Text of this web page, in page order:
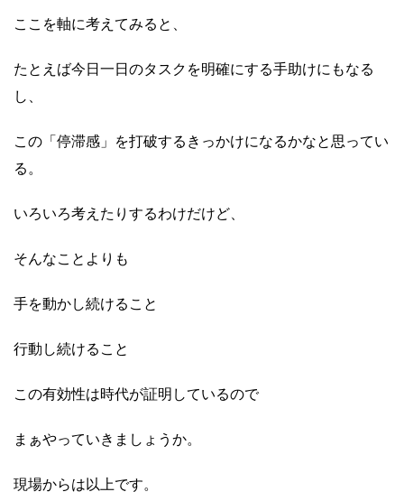
ここを軸に考えてみると、
たとえば今日一日のタスクを明確にする手助けにもなる
し、
この「停滞感」を打破するきっかけになるかなと思ってい
る。
いろいろ考えたりするわけだけど、
そんなことよりも
手を動かし続けること
行動し続けること
この有効性は時代が証明しているので
まぁやっていきましょうか。
現場からは以上です。